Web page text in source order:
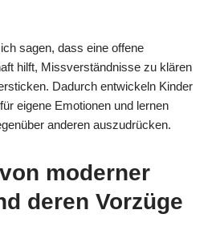
sagen, dass eine offene
hilft, Missverständnisse zu klären
Dadurch entwickeln Kinder
eigene Emotionen und lernen
anderen auszudrücken.
moderner
deren Vorzüge